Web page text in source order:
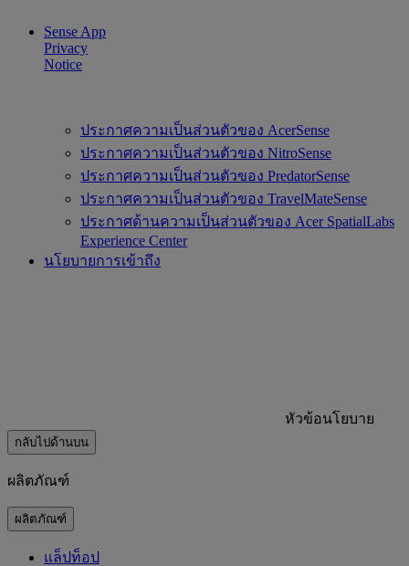
Sense App
Privacy
Notice
ประกาศความเป็นส่วนตัวของ AcerSense
ประกาศความเป็นส่วนตัวของ NitroSense
ประกาศความเป็นส่วนตัวของ PredatorSense
ประกาศความเป็นส่วนตัวของ TravelMateSense
ประกาศด้านความเป็นส่วนตัวของ Acer SpatialLabs
Experience Center
นโยบายการเข้าถึง
หัวข้อนโยบาย
กลับไปด้านบน
ผลิตภัณฑ์
ผลิตภัณฑ์
แล็ปท็อป